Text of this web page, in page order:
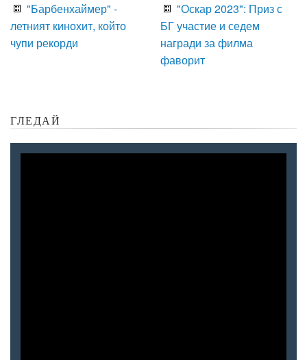
"Барбенхаймер" -
летният кинохит, който
чупи рекорди
"Оскар 2023": Приз с
БГ участие и седем
награди за филма
фаворит
ГЛЕДАЙ